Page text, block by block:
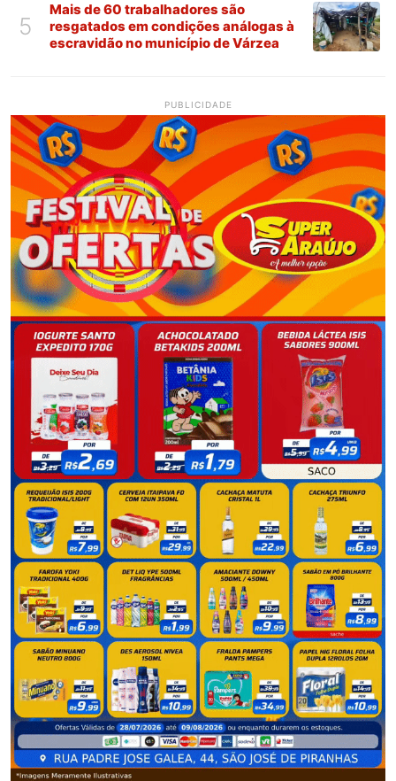
5
Mais de 60 trabalhadores são
resgatados em condições análogas à
escravidão no município de Várzea
PUBLICIDADE